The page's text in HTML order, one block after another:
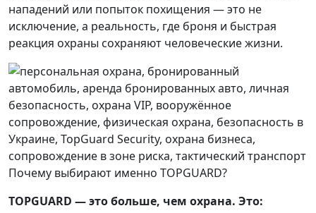
нападений или попыток похищения — это не
исключение, а реальность, где броня и быстрая
реакция охраны сохраняют человеческие жизни.
Почему выбирают именно TOPGUARD?
TOPGUARD — это больше, чем охрана. Это: